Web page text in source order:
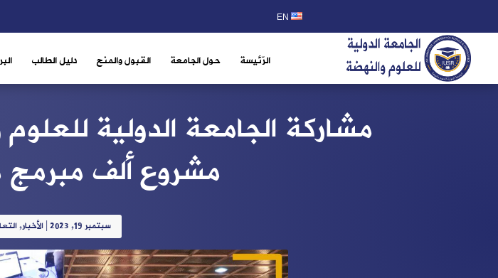
EN
الرّئيسة حول الجامعة القبول والمنح دليل الطالب
مشاركة الجامعة الدولية
مشروع ألف
سبتمبر 19, 2023 |الأخبار,